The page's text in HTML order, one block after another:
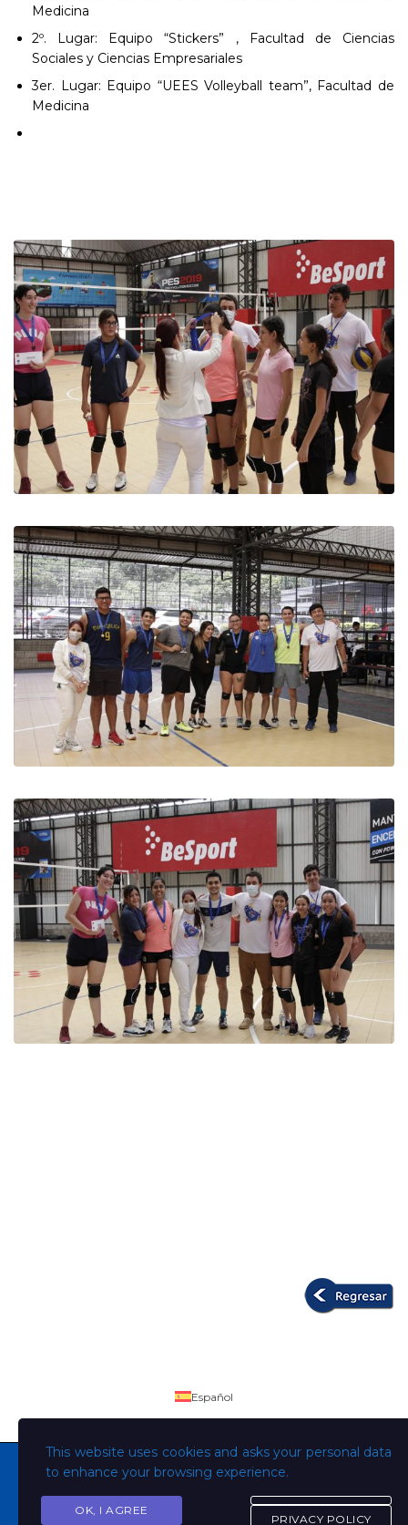
Medicina
2º. Lugar: Equipo “Stickers” , Facultad de Ciencias
Sociales y Ciencias Empresariales
3er. Lugar: Equipo “UEES Volleyball team”, Facultad de
Medicina
Copyright © Todos los derechos son de la Universidad
This website uses cookies and asks your personal data
to enhance your browsing experience.
OK, I AGREE
PRIVACY POLICY
Español